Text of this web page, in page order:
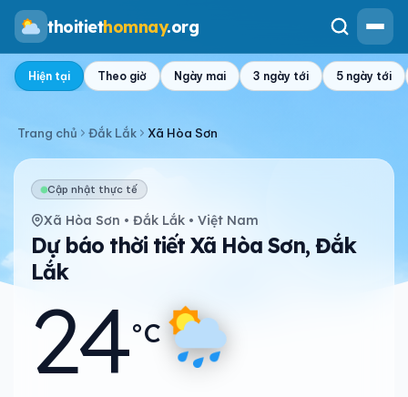
thoitiethomnay.org
Hiện tại Theo giờ Ngày mai 3 ngày tới 5 ngày tới
Trang chủ Đắk Lắk Xã Hòa Sơn
Cập nhật thực tế
Xã Hòa Sơn • Đắk Lắk • Việt Nam
Dự báo thời tiết Xã Hòa Sơn, Đắk
Lắk
24°C